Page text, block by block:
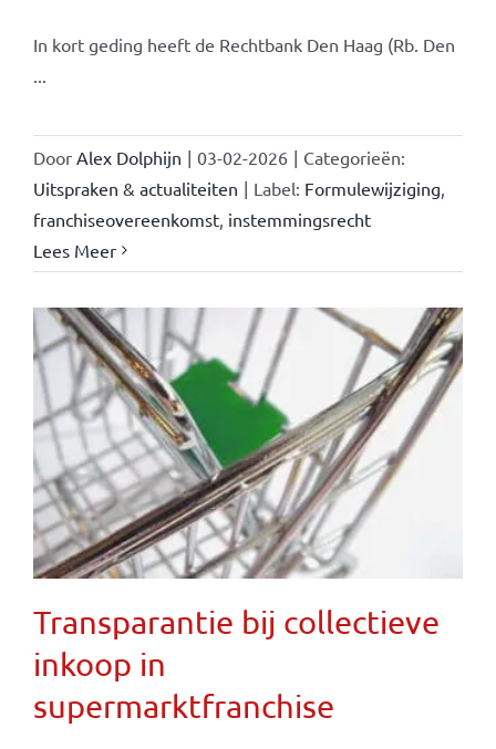
In kort geding heeft de Rechtbank Den Haag (Rb. Den
Door Alex Dolphijn | 03-02-2026 | Categorieën:
Uitspraken & actualiteiten | Label: Formulewijziging
franchiseovereenkomst, instemmingsrecht
Lees Meer
Transparantie bij collectieve
inkoop in
supermarktfranchise